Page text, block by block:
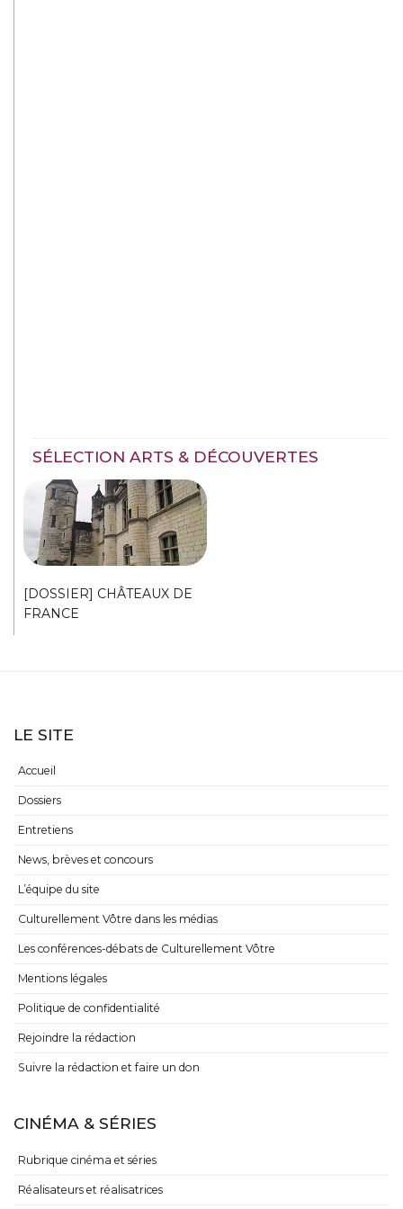
SÉLECTION ARTS & DÉCOUVERTES
[DOSSIER] CHÂTEAUX DE
FRANCE
LE SITE
Accueil
Dossiers
Entretiens
News, brèves et concours
L’équipe du site
Culturellement Vôtre dans les médias
Les conférences-débats de Culturellement Vôtre
Mentions légales
Politique de confidentialité
Rejoindre la rédaction
Suivre la rédaction et faire un don
CINÉMA & SÉRIES
Rubrique cinéma et séries
Réalisateurs et réalisatrices